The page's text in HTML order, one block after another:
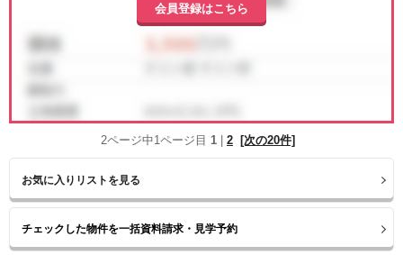
会員登録はこちら
2ページ中1ページ目 1 2 [次の20件]
お気に入りリストを見る